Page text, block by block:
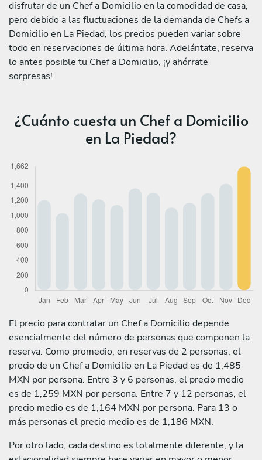
disfrutar de un Chef a Domicilio en la comodidad de casa,
pero debido a las fluctuaciones de la demanda de Chefs a
Domicilio en La Piedad, los precios pueden variar sobre
todo en reservaciones de última hora. Adelántate, reserva
lo antes posible tu Chef a Domicilio, ¡y ahórrate
sorpresas!
¿Cuánto cuesta un Chef a Domicilio
en La Piedad?
El precio para contratar un Chef a Domicilio depende
esencialmente del número de personas que componen la
reserva. Como promedio, en reservas de 2 personas, el
precio de un Chef a Domicilio en La Piedad es de 1,485
MXN por persona. Entre 3 y 6 personas, el precio medio
es de 1,259 MXN por persona. Entre 7 y 12 personas, el
precio medio es de 1,164 MXN por persona. Para 13 o
más personas el precio medio es de 1,186 MXN.
Por otro lado, cada destino es totalmente diferente, y la